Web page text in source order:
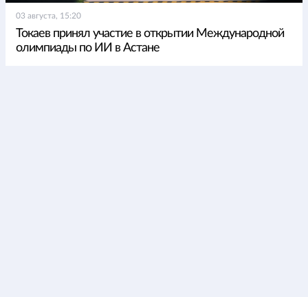
03 августа, 15:20
Токаев принял участие в открытии Международной
олимпиады по ИИ в Астане